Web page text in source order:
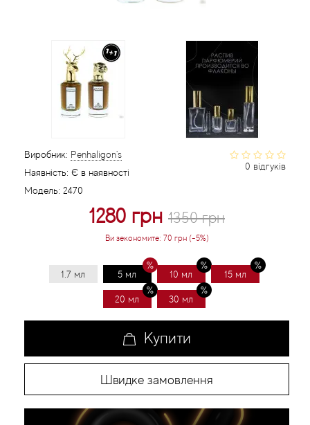
0 відгуків
Виробник: Penhaligon's
Наявність: Є в наявності
Модель: 2470
1280 грн 1350 грн
Ви зекономите: 70 грн (-5%)
1.7 мл 5 мл 10 мл 15 мл
20 мл 30 мл
Купити
Швидке замовлення